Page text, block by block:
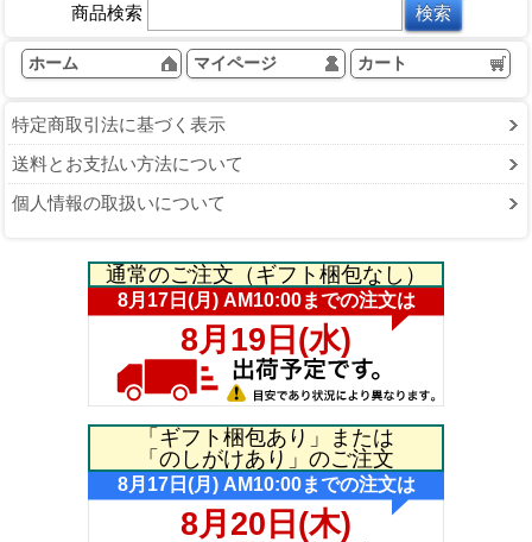
商品検索
ホーム マイページ カート
特定商取引法に基づく表示
送料とお支払い方法について
個人情報の取扱いについて
通常のご注文（ギフト梱包なし）
「ギフト梱包あり」または
「のしがけあり」のご注文